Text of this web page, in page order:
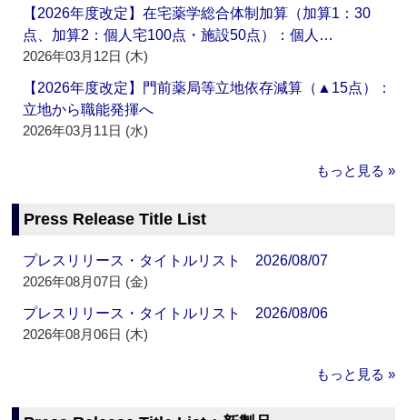
【2026年度改定】在宅薬学総合体制加算（加算1：30
点、加算2：個人宅100点・施設50点）：個人…
2026年03月12日 (木)
【2026年度改定】門前薬局等立地依存減算（▲15点）：
立地から職能発揮へ
2026年03月11日 (水)
もっと見る »
Press Release Title List
プレスリリース・タイトルリスト 2026/08/07
2026年08月07日 (金)
プレスリリース・タイトルリスト 2026/08/06
2026年08月06日 (木)
もっと見る »